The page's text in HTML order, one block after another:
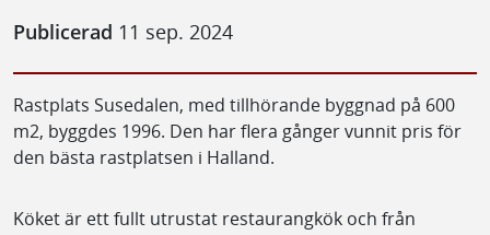
Publicerad 11 sep. 2024
Rastplats Susedalen, med tillhörande byggnad på 600
m2, byggdes 1996. Den har flera gånger vunnit pris för
den bästa rastplatsen i Halland.
Köket är ett fullt utrustat restaurangkök och från